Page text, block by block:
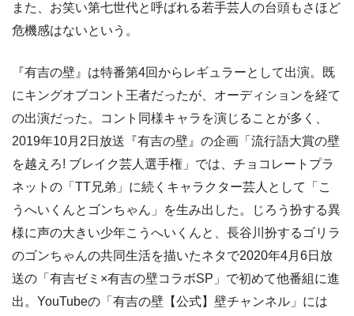
また、お笑い第七世代と呼ばれる若手芸人の台頭もさほど
危機感はないという。
『有吉の壁』は特番第4回からレギュラーとして出演。既
にキングオブコント王者だったが、オーディションを経て
の出演だった。コント同様キャラを演じることが多く、
2019年10月2日放送『有吉の壁』の企画「流行語大賞の壁
を越えろ! ブレイク芸人選手権」では、チョコレートプラ
ネットの「TT兄弟」に続くキャラクター芸人として「こ
うへいくんとゴンちゃん」を生み出した。じろう扮する異
様に声の大きい少年こうへいくんと、長谷川扮するゴリラ
のゴンちゃんの共同生活を描いたネタで2020年4月6日放
送の「有吉ゼミ×有吉の壁コラボSP」で初めて他番組に進
出。YouTubeの「有吉の壁【公式】壁チャンネル」には